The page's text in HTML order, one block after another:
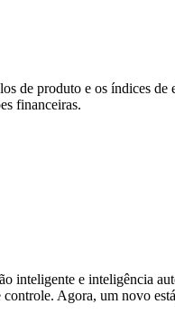
produto e os índices
financeiras.
e inteligência
controle. Agora, um